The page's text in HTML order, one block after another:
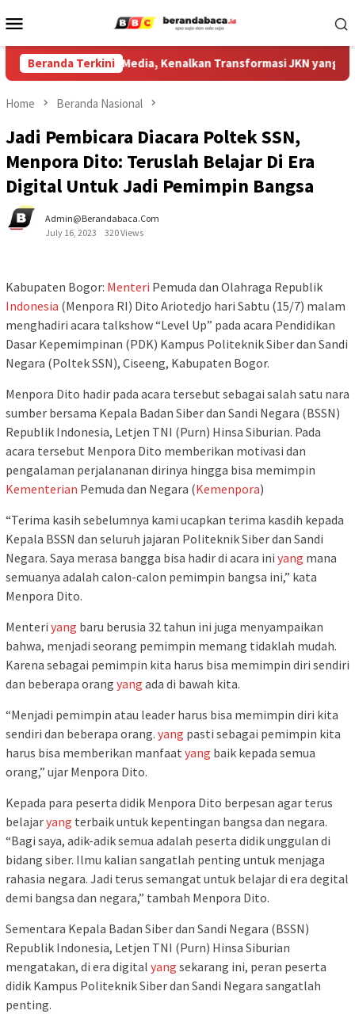
to
Menu
Beranda Terkini
Kediri Gandeng Media, Kenalkan Transformasi JKN yang Kian
Home Beranda Nasional
Jadi Pembicara Diacara Poltek SSN,
Menpora Dito: Teruslah Belajar Di Era
Digital Untuk Jadi Pemimpin Bangsa
Admin@berandabaca.com
July 16, 2023
320 Views
Kabupaten Bogor: Menteri Pemuda dan Olahraga Republik
Indonesia (Menpora RI) Dito Ariotedjo hari Sabtu (15/7) malam
menghadiri acara talkshow “Level Up” pada acara Pendidikan
Dasar Kepemimpinan (PDK) Kampus Politeknik Siber dan Sandi
Negara (Poltek SSN), Ciseeng, Kabupaten Bogor.
Menpora Dito hadir pada acara tersebut sebagai salah satu nara
sumber bersama Kepala Badan Siber dan Sandi Negara (BSSN)
Republik Indonesia, Letjen TNI (Purn) Hinsa Siburian. Pada
acara tersebut Menpora Dito memberikan motivasi dan
pengalaman perjalananan dirinya hingga bisa memimpin
Kementerian Pemuda dan Negara (Kemenpora)
“Terima kasih sebelumnya kami ucapkan terima kasdih kepada
Kepala BSSN dan seluruh jajaran Politeknik Siber dan Sandi
Negara. Saya merasa bangga bisa hadir di acara ini yang mana
semuanya adalah calon-calon pemimpin bangsa ini,” kata
Menpora Dito.
Menteri yang baru berusia 32 tahun ini juga menyampaikan
bahwa, menjadi seorang pemimpin memang tidaklah mudah.
Karena sebagai pemimpin kita harus bisa memimpin diri sendiri
dan beberapa orang yang ada di bawah kita.
“Menjadi pemimpin atau leader harus bisa memimpin diri kita
sendiri dan beberapa orang. yang pasti sebagai pemimpin kita
harus bisa memberikan manfaat yang baik kepada semua
orang,” ujar Menpora Dito.
Kepada para peserta didik Menpora Dito berpesan agar terus
belajaryang terbaik untuk kepentingan bangsa dan negara.
“Bagi saya, adik-adik semua adalah peserta didik unggulan di
bidang siber. Ilmu kalian sangatlah penting untuk menjaga
rahasia negara. Jadi terus semangat untuk belajar di era degital
demi bangsa dan negara,” tambah Menpora Dito.
Sementara Kepala Badan Siber dan Sandi Negara (BSSN)
Republik Indonesia, Letjen TNI (Purn) Hinsa Siburian
mengatakan, di era digital yang sekarang ini, peran peserta
didik Kampus Politeknik Siber dan Sandi Negara sangatlah
penting.